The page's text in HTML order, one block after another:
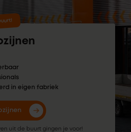
in eigen fabriek
uit de buurt gingen je voor!